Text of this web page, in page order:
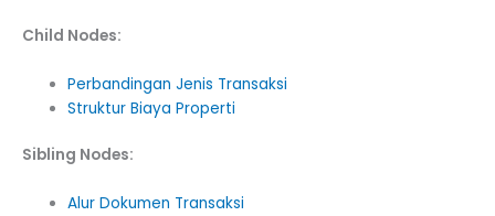
Child Nodes:
Perbandingan Jenis Transaksi
Struktur Biaya Properti
Sibling Nodes:
Alur Dokumen Transaksi